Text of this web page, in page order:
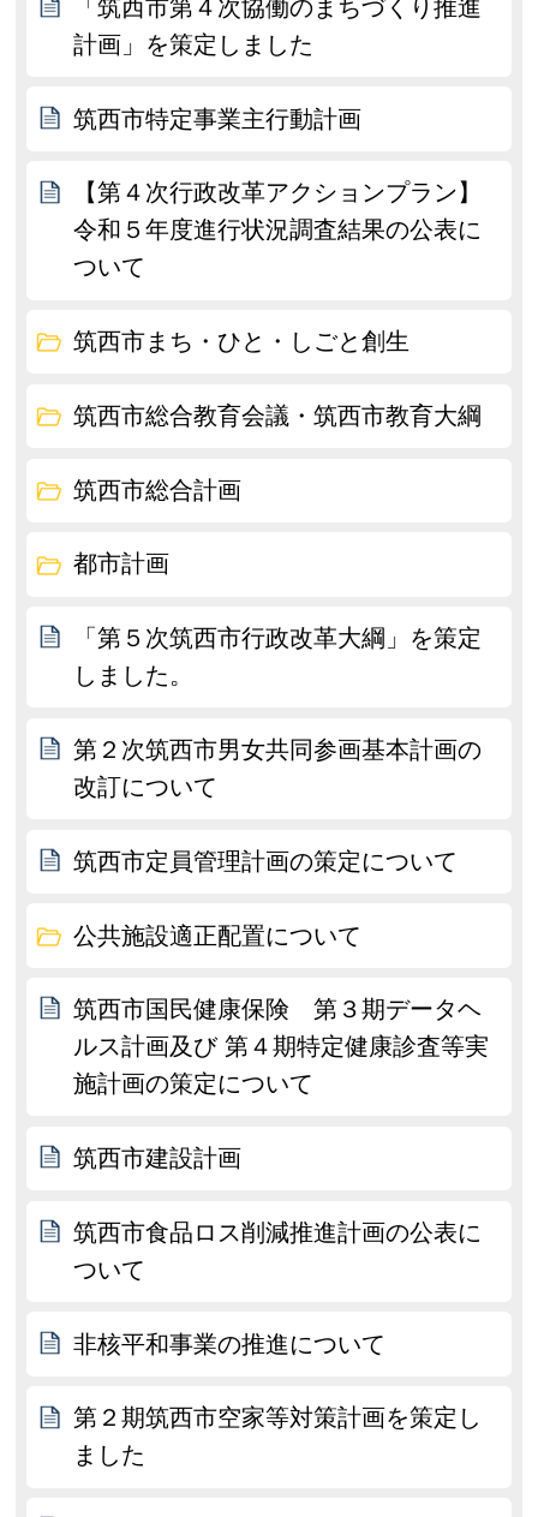
「筑西市第４次協働のまちづくり推進
計画」を策定しました
筑西市特定事業主行動計画
【第４次行政改革アクションプラン】
令和５年度進行状況調査結果の公表に
ついて
筑西市まち・ひと・しごと創生
筑西市総合教育会議・筑西市教育大綱
筑西市総合計画
都市計画
「第５次筑西市行政改革大綱」を策定
しました。
第２次筑西市男女共同参画基本計画の
改訂について
筑西市定員管理計画の策定について
公共施設適正配置について
筑西市国民健康保険 第３期データヘ
ルス計画及び 第４期特定健康診査等実
施計画の策定について
筑西市建設計画
筑西市食品ロス削減推進計画の公表に
ついて
非核平和事業の推進について
第２期筑西市空家等対策計画を策定し
ました